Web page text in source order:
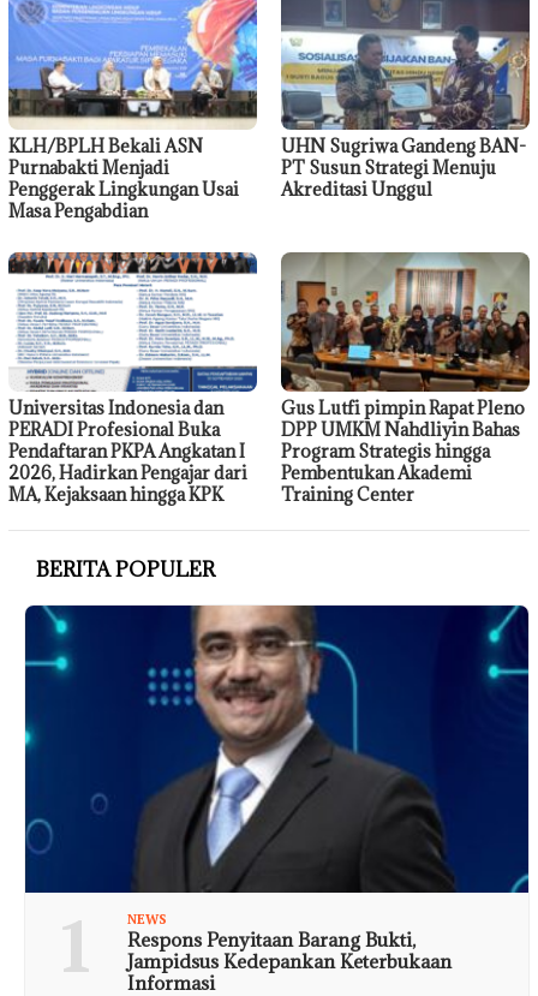
KLH/BPLH Bekali ASN
Purnabakti Menjadi
Penggerak Lingkungan Usai
Masa Pengabdian
UHN Sugriwa Gandeng BAN-
PT Susun Strategi Menuju
Akreditasi Unggul
Universitas Indonesia dan
PERADI Profesional Buka
Pendaftaran PKPA Angkatan I
2026, Hadirkan Pengajar dari
MA, Kejaksaan hingga KPK
Gus Lutfi pimpin Rapat Pleno
DPP UMKM Nahdliyin Bahas
Program Strategis hingga
Pembentukan Akademi
Training Center
BERITA POPULER
1 NEWS
Respons Penyitaan Barang Bukti,
Jampidsus Kedepankan Keterbukaan
Informasi